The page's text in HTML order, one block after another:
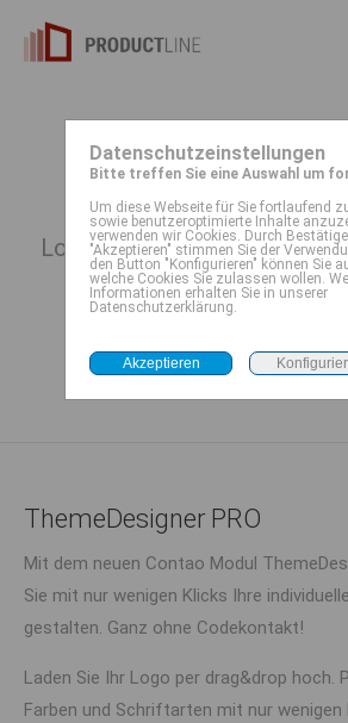
Theme Designer
Logo per Drag&Drop
Klick anpassen.
Speichern, fertig!
ThemeDesigner PRO
Mit dem neuen Contao Modul
Sie mit nur wenigen Klicks Ihre
gestalten. Ganz ohne Codekontakt!
Laden Sie Ihr Logo per drag&drop hoch.
Farben und Schriftarten mit nur wenigen
Datenschutzeinstellungen
Bitte treffen Sie eine Auswahl um
Um diese Webseite für Sie fortlaufend
sowie benutzeroptimierte Inhalte
verwenden wir Cookies. Durch
"Akzeptieren" stimmen Sie der
den Button "Konfigurieren" können Sie
welche Cookies Sie zulassen wollen.
Informationen erhalten Sie in unserer
Datenschutzerklärung.